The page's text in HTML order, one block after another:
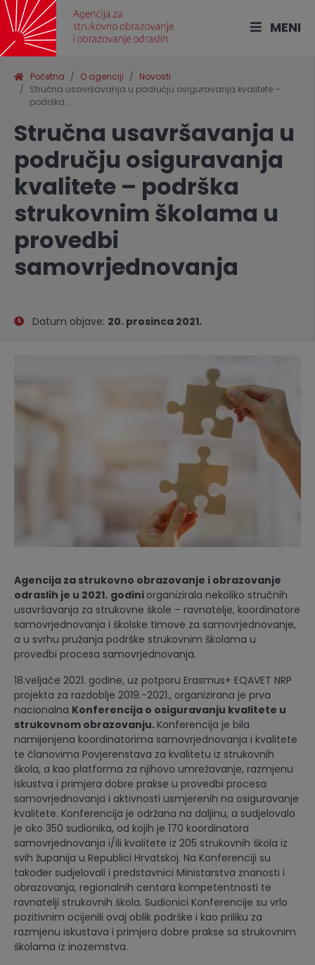
MENI
Početna O agenciji
Novosti
Stručna usavršavanja u području osiguravanja kvalitete –
podrška…
Stručna usavršavanja u
području osiguravanja
kvalitete – podrška
strukovnim školama u
provedbi
samovrjednovanja
Datum objave: 20. prosinca 2021.
Agencija za strukovno obrazovanje i obrazovanje
odraslih je u 2021. godini organizirala nekoliko stručnih
usavršavanja za strukovne škole – ravnatelje, koordinatore
samovrjednovanja i školske timove za samovrjednovanje,
a u svrhu pružanja podrške strukovnim školama u
provedbi procesa samovrjednovanja.
18.veljače 2021. godine, uz potporu Erasmus+ EQAVET NRP
projekta za razdoblje 2019.-2021., organizirana je prva
nacionalna Konferencija o osiguravanju kvalitete u
strukovnom obrazovanju. Konferencija je bila
namijenjena koordinatorima samovrjednovanja i kvalitete
te članovima Povjerenstava za kvalitetu iz strukovnih
škola, a kao platforma za njihovo umrežavanje, razmjenu
iskustva i primjera dobre prakse u provedbi procesa
samovrjednovanja i aktivnosti usmjerenih na osiguravanje
kvalitete. Konferencija je održana na daljinu, a sudjelovalo
je oko 350 sudionika, od kojih je 170 koordinatora
samovrjednovanja i/ili kvalitete iz 205 strukovnih škola iz
svih županija u Republici Hrvatskoj. Na Konferenciji su
također sudjelovali i predstavnici Ministarstva znanosti i
obrazovanja, regionalnih centara kompetentnosti te
ravnatelji strukovnih škola. Sudionici Konferencije su vrlo
pozitivnim ocijenili ovaj oblik podrške i kao priliku za
razmjenu iskustava i primjera dobre prakse sa strukovnim
školama iz inozemstva.